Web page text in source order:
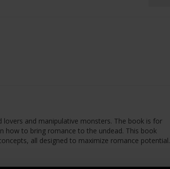
and manipulative monsters. The book is for
how to bring romance to the undead. This book
all designed to maximize romance potential.